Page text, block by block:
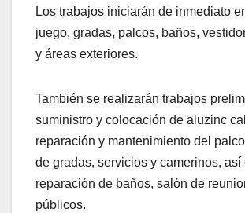
Los trabajos iniciarán de inmediato
juego, gradas, palcos, baños,
y áreas exteriores.
También se realizarán trabajos
suministro y colocación de aluzinc
reparación y mantenimiento del
de gradas, servicios y camerinos, así
reparación de baños, salón de
públicos.